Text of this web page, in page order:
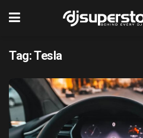
Tag:Tesla